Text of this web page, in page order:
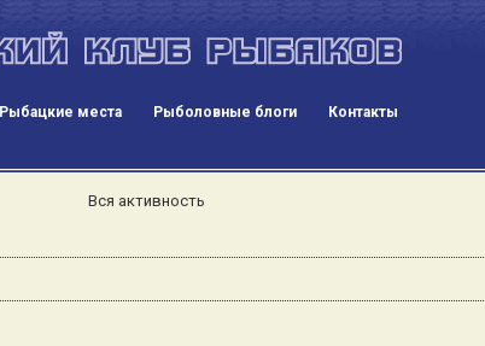
Рыбацкие места Рыболовные блоги Контакты
Вся активность